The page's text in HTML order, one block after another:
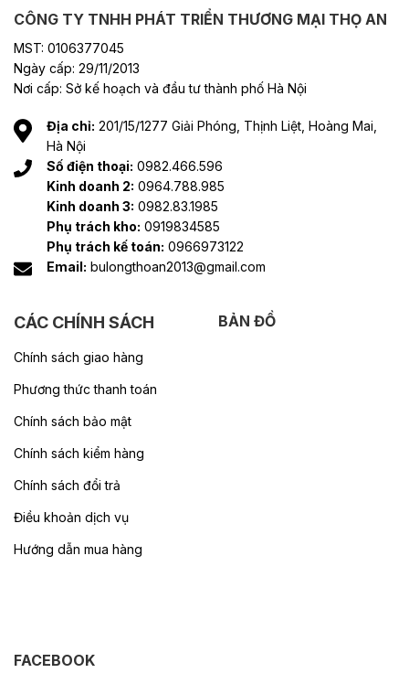
CÔNG TY TNHH PHÁT TRIỂN THƯƠNG MẠI THỌ AN
MST: 0106377045
Ngày cấp: 29/11/2013
Nơi cấp: Sở kế hoạch và đầu tư thành phố Hà Nội
Địa chỉ: 201/15/1277 Giải Phóng, Thịnh Liệt, Hoàng Mai,
Hà Nội
Số điện thoại: 0982.466.596
Kinh doanh 2: 0964.788.985
Kinh doanh 3: 0982.83.1985
Phụ trách kho: 0919834585
Phụ trách kế toán: 0966973122
Email: bulongthoan2013@gmail.com
CÁC CHÍNH SÁCH
Chính sách giao hàng
Phương thức thanh toán
Chính sách bảo mật
Chính sách kiểm hàng
Chính sách đổi trả
Điều khoản dịch vụ
Hướng dẫn mua hàng
BẢN ĐỒ
FACEBOOK